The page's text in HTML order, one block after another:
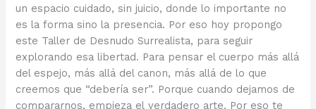
un espacio cuidado, sin juicio, donde lo importante no
es la forma sino la presencia. Por eso hoy propongo
este Taller de Desnudo Surrealista, para seguir
explorando esa libertad. Para pensar el cuerpo más allá
del espejo, más allá del canon, más allá de lo que
creemos que “debería ser”. Porque cuando dejamos de
compararnos, empieza el verdadero arte. Por eso te